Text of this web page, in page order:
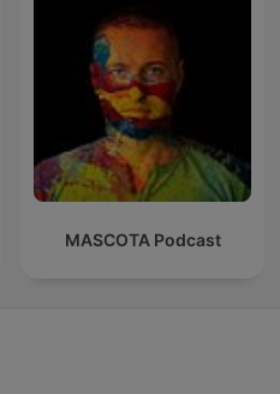
MASCOTA Podcast